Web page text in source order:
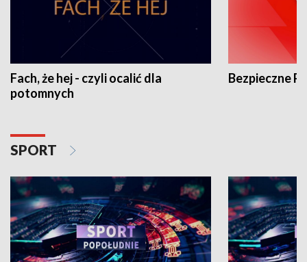
Fach, że hej - czyli ocalić dla
potomnych
Bezpieczne
SPORT